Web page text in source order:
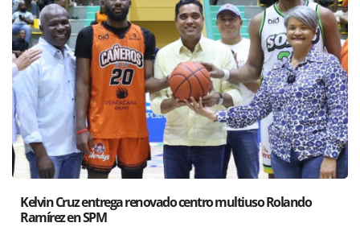
Santiago acoge exposición del Ministro de Cultura sobre “El
Poder de las Buenas Palabras”